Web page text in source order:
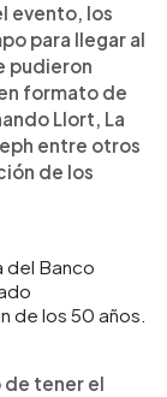
evento, los
para llegar al
pudieron
formato de
Llort, La
entre otros
de los
del Banco
de los 50 años.
de tener el